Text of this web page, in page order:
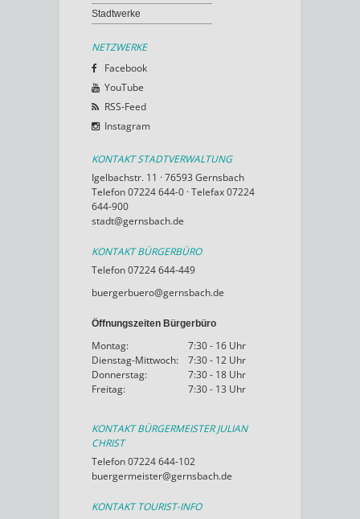
Stadtwerke
NETZWERKE
Facebook
YouTube
RSS-Feed
Instagram
KONTAKT STADTVERWALTUNG
Igelbachstr. 11 · 76593 Gernsbach
Telefon 07224 644-0 · Telefax 07224
644-900
stadt@gernsbach.de
KONTAKT BÜRGERBÜRO
Telefon 07224 644-449
buergerbuero@gernsbach.de
Öffnungszeiten Bürgerbüro
Montag:
7:30 - 16 Uhr
Dienstag-Mittwoch:
7:30 - 12 Uhr
Donnerstag:
7:30 - 18 Uhr
Freitag:
7:30 - 13 Uhr
KONTAKT BÜRGERMEISTER JULIAN
CHRIST
Telefon 07224 644-102
buergermeister@gernsbach.de
KONTAKT TOURIST-INFO